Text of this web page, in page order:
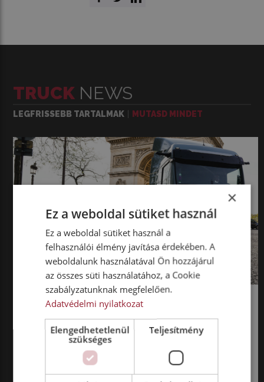
TRUCK NEWS
LEGFRISSEBB TARTALMAK MUTASD MINDET
EZER KILOMÉTERES TÚRA
ELEKTROMOS VONTATÓKKAL
Nem mindennapi mutatvánnyal, egy Párizs–Berlin
túrával hívta fel a figyelmet az elektromos
teherautók kínálta mai lehetőségekre és a
bevezetésükhöz szükséges kihívásokra az iparági
×
Ez a weboldal sütiket használ
Ez a weboldal sütiket használ a
felhasználói élmény javítása érdekében. A
weboldalunk használatával Ön hozzájárul
az összes süti használatához, a Cookie
szabályzatunknak megfelelően.
Adatvédelmi nyilatkozat
Elengedhetetlenül
szükséges
Teljesítmény